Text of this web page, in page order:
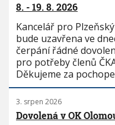
8. - 19. 8. 2026
Kancelář pro
bude uzavřena ve
čerpání řádné
pro potřeby členů
Děkujeme za
3. srpen 2026
Dovolená v OK